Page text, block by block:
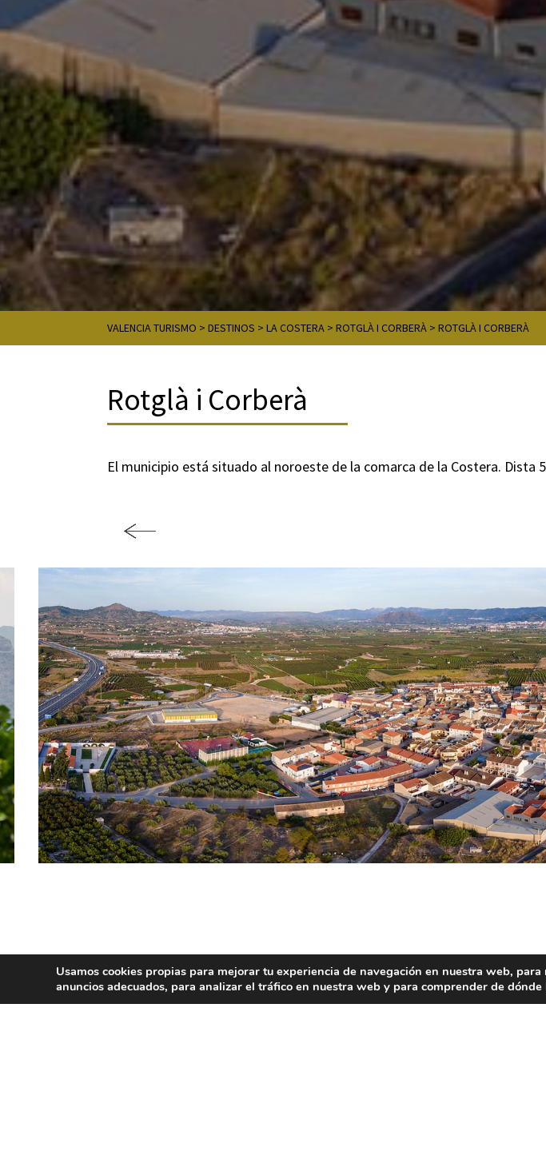
VALENCIA TURISMO >DESTINOS >LA COSTERA >ROTGLÀ I CORBERÀ >ROTGLÀ I CORBERÀ
Rotglà i Corberà
El municipio está situado al noroeste de la comarca de la Costera. Dista
Gastronomía:
Los platos más típicos de la gastronomía local son la cazuela de arroz al
Usamos cookies propias para mejorar tu experiencia de navegación en nuestra web,
anuncios adecuados, para analizar el tráfico en nuestra web y para comprender de